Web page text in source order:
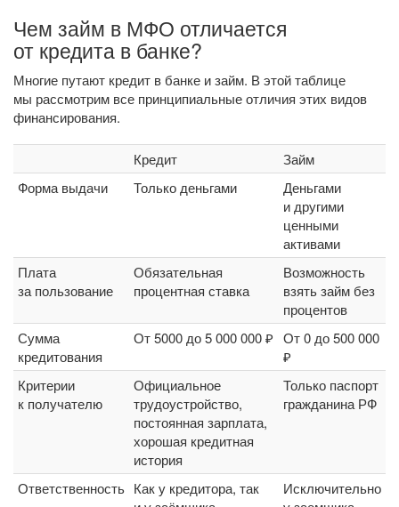
Чем займ в МФО отличается
от кредита в банке?
Многие путают кредит в банке и займ. В этой таблице
мы рассмотрим все принципиальные отличия этих видов
финансирования.
Кредит
Займ
Форма выдачи
Только деньгами
Деньгами
и другими
ценными
активами
Плата
за пользование
Обязательная
процентная ставка
Возможность
взять займ без
процентов
Сумма
кредитования
От 5000 до 5 000 000 ₽ От 0 до 500 000
₽
Критерии
к получателю
Официальное
трудоустройство,
постоянная зарплата,
хорошая кредитная
история
Только паспорт
гражданина РФ
Ответственность Как у кредитора, так
Исключительно